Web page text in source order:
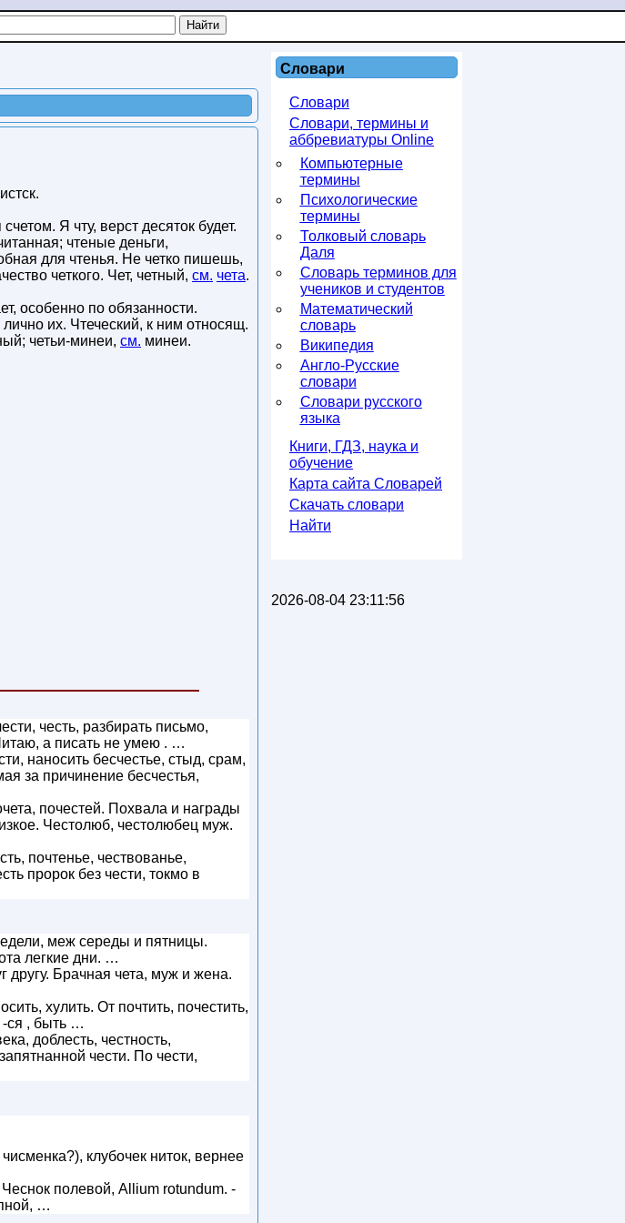
Я чту, верст десяток будет.
чтеные деньги,
для чтенья. Не четко пишешь,
четкого. Чет, четный, см. чета.
особенно по обязанности.
их. Чтеческий, к ним относящ.
четьи-минеи, см. минеи.
честь, разбирать письмо,
а писать не умею . …
наносить бесчестье, стыд, срам,
за причинение бесчестья,
почестей. Похвала и награды
Честолюб, честолюбец муж.
почтенье, чествованье,
пророк без чести, токмо в
меж середы и пятницы.
легкие дни. …
Брачная чета, муж и жена.
хулить. От почтить, почестить,
-ся , быть …
доблесть, честность,
чести. По чести,
клубочек ниток, вернее
полевой, Allium rotundum. -
…
Словари
Словари
Словари, термины и
аббревиатуры Online
Компьютерные
термины
Психологические
термины
Толковый словарь
Даля
Словарь терминов для
учеников и студентов
Математический
словарь
Википедия
Англо-Русские
словари
Словари русского
языка
Книги, ГДЗ, наука и
обучение
Карта сайта Словарей
Скачать словари
Найти
2026-08-04 23:11:56